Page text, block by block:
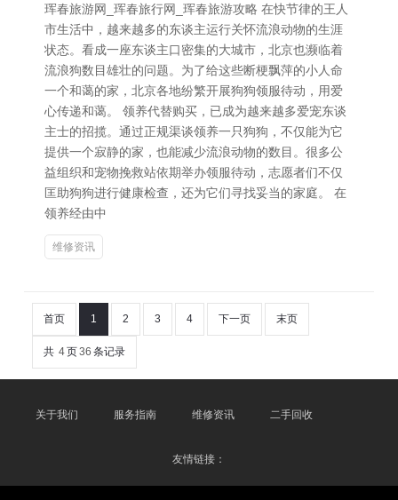
珲春旅游网_珲春旅行网_珲春旅游攻略 在快节律的王人
市生活中，越来越多的东谈主运行关怀流浪动物的生涯
状态。看成一座东谈主口密集的大城市，北京也濒临着
流浪狗数目雄壮的问题。为了给这些断梗飘萍的小人命
一个和蔼的家，北京各地纷繁开展狗狗领服待动，用爱
心传递和蔼。 领养代替购买，已成为越来越多爱宠东谈
主士的招揽。通过正规渠谈领养一只狗狗，不仅能为它
提供一个寂静的家，也能减少流浪动物的数目。很多公
益组织和宠物挽救站依期举办领服待动，志愿者们不仅
匡助狗狗进行健康检查，还为它们寻找妥当的家庭。 在
领养经由中
维修资讯
首页 1 2 3 4 下一页 末页
共 4页36 条记录
关于我们 服务指南 维修资讯 二手回收
友情链接：